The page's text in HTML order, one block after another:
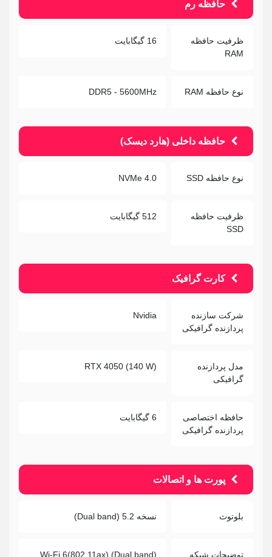
حافظه رم
ظرفیت حافظه
RAM
16 گیگابایت
نوع حافظه RAM DDR5 - 5600MHz
حافظه داخلی (هارد دیسک)
نوع حافظه SSD NVMe 4.0
ظرفیت حافظه
SSD
512 گیگابایت
کارت گرافیک
شرکت سازنده
پردازنده گرافیکی
Nvidia
مدل پردازنده
گرافیکی
RTX 4050 (140 W)
حافظه اختصاصی
پردازنده گرافیکی
6 گیگابایت
پورت ها و اتصالات
بلوتوث نسخه 5.2 (Dual band)
توضیحات شبکه Wi-Fi 6(802.11ax) (Dual band)